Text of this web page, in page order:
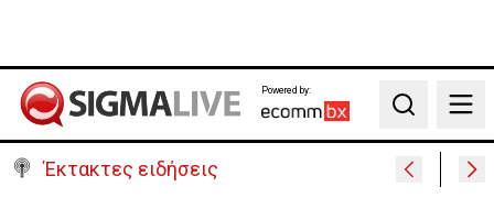
Powered by:
Search
Έκτακτες ειδήσεις